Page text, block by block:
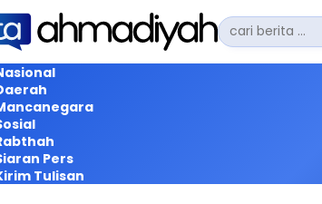
Pencarian
untuk:
Pers
Tulisan